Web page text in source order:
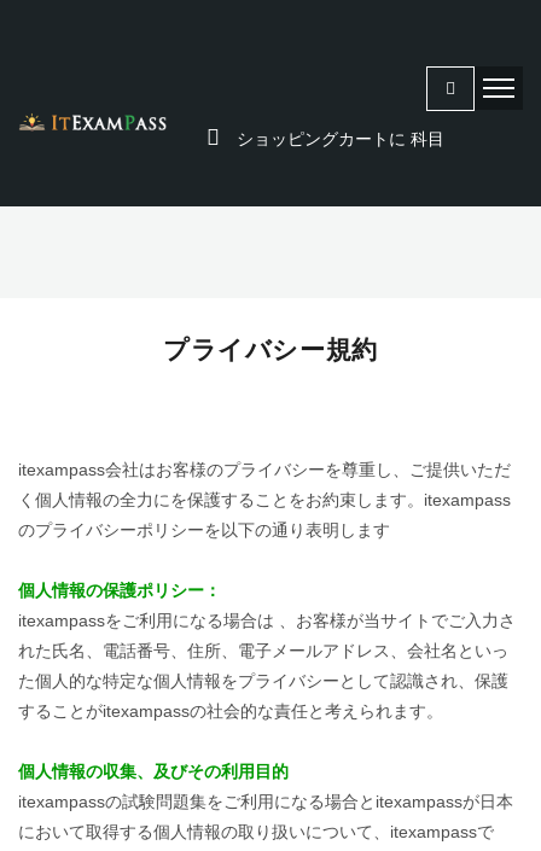
ショッピングカートに 科目
プライバシー規約
itexampass会社はお客様のプライバシーを尊重し、ご提供いただ
く個人情報の全力にを保護することをお約束します。itexampass
のプライバシーポリシーを以下の通り表明します
個人情報の保護ポリシー：
itexampassをご利用になる場合は 、お客様が当サイトでご入力さ
れた氏名、電話番号、住所、電子メールアドレス、会社名といっ
た個人的な特定な個人情報をプライバシーとして認識され、保護
することがitexampassの社会的な責任と考えられます。
個人情報の収集、及びその利用目的
itexampassの試験問題集をご利用になる場合とitexampassが日本
において取得する個人情報の取り扱いについて、itexampassで